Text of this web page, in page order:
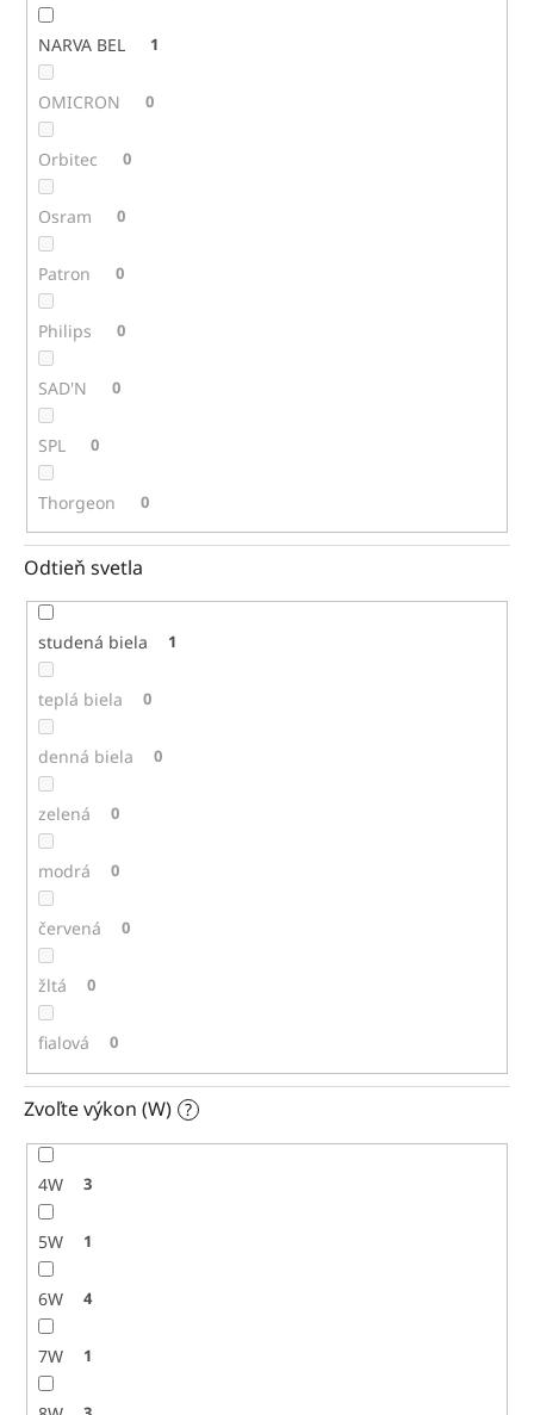
NARVA BEL 1
OMICRON 0
Orbitec 0
Osram 0
Patron 0
Philips 0
SAD'N 0
SPL 0
Thorgeon 0
Odtieň svetla
studená biela 1
teplá biela 0
denná biela 0
zelená 0
modrá 0
červená 0
žltá 0
fialová 0
Zvoľte výkon (W) ?
4W 3
5W 1
6W 4
7W 1